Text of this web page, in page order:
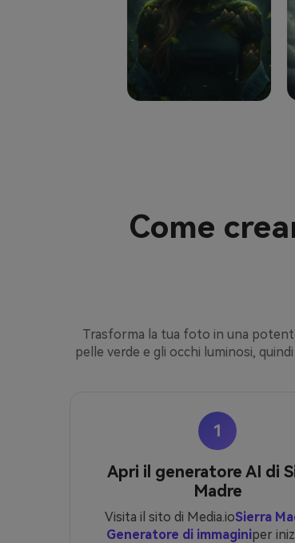
Come
Trasforma la tua foto in una
pelle verde e gli occhi luminosi,
1
Apri il generatore AI di
Madre
Visita il sito di Media.ioSierra
Generatore di immaginiper